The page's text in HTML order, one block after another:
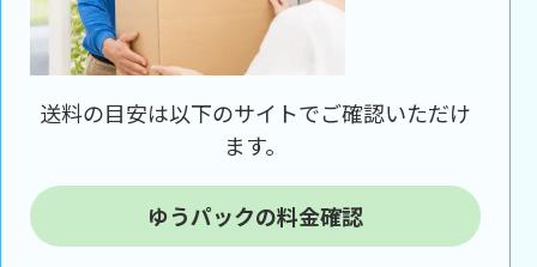
送料の目安は以下のサイトでご確認いただけ
ます。
ゆうパックの料金確認